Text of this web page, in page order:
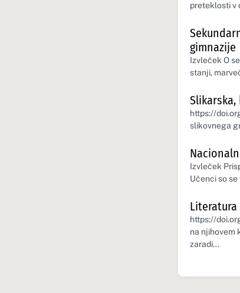
preteklosti v
gimnazije
Izvleček O
stanji,
https://
slikovnega
Izvleček
Učenci so
https://
na njihovem
zaradi…